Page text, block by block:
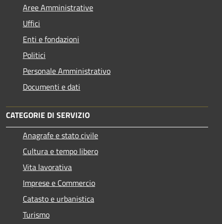
Aree Amministrative
Uffici
Enti e fondazioni
Politici
Personale Amministrativo
Documenti e dati
CATEGORIE DI SERVIZIO
Anagrafe e stato civile
Cultura e tempo libero
Vita lavorativa
Imprese e Commercio
Catasto e urbanistica
Turismo